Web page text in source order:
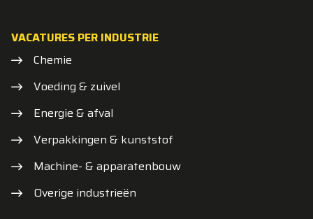
VACATURES PER INDUSTRIE
Chemie
Voeding & zuivel
Energie & afval
Verpakkingen & kunststof
Machine- & apparatenbouw
Overige industrieën